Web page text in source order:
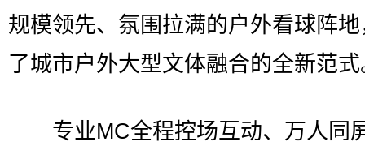
规模领先、氛围拉满的户外看球阵
了城市户外大型文体融合的全新范式
专业MC全程控场互动、万人同